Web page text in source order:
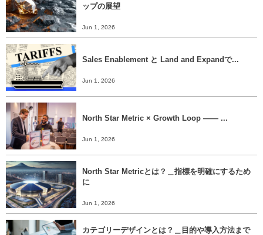
ップの展望
Jun 1, 2026
Sales Enablement と Land and Expandで...
Jun 1, 2026
North Star Metric × Growth Loop ―― ...
Jun 1, 2026
North Star Metricとは？＿指標を明確にするため
に
Jun 1, 2026
カテゴリーデザインとは？＿目的や導入方法まで